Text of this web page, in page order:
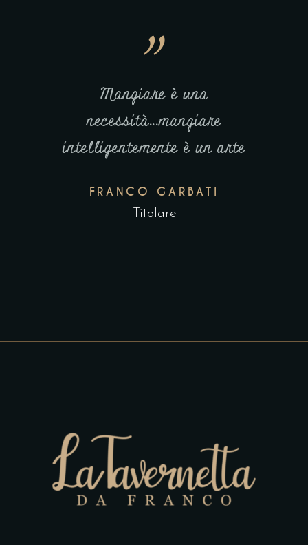
Mangiare è una
necessità...mangiare
intelligentemente è un arte
FRANCO GARBATI
Titolare